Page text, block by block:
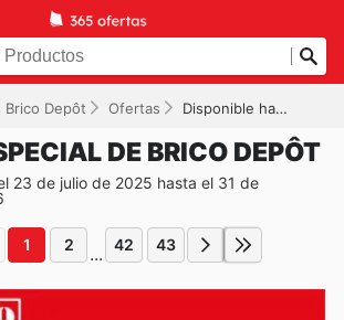
Brico Depôt Ofertas Disponible hasta el 31/12/2026
DE BRICO DEPÔT
23 de julio de 2025 hasta el 31 de
1 2 ... 42 43